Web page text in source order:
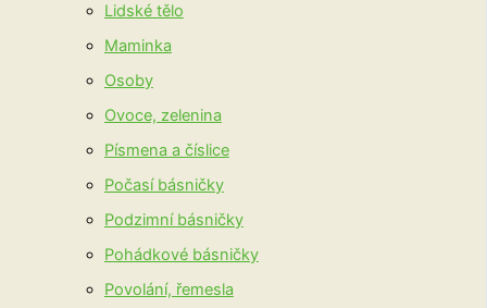
Lidské tělo
Maminka
Osoby
Ovoce, zelenina
Písmena a číslice
Počasí básničky
Podzimní básničky
Pohádkové básničky
Povolání, řemesla